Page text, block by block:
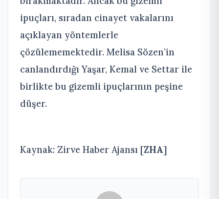
ipuçları, sıradan cinayet vakalarını
açıklayan yöntemlerle
çözülememektedir. Melisa Sözen’in
canlandırdığı Yaşar, Kemal ve Settar ile
birlikte bu gizemli ipuçlarının peşine
düşer.
Kaynak: Zirve Haber Ajansı [ZHA]